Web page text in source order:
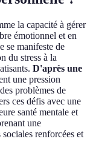
la capacité à gérer
émotionnel et en
se manifeste de
du stress à la
D'après une
une pression
problèmes de
ces défis avec une
santé mentale et
une
renforcées et